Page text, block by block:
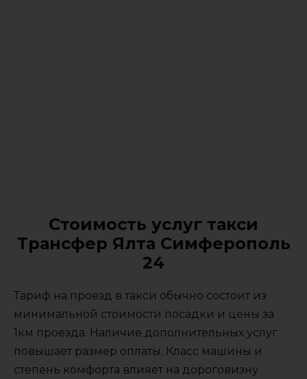
Стоимость услуг такси
Трансфер Ялта Симферополь
24
Тариф на проезд в такси обычно состоит из
минимальной стоимости посадки и цены за
1км проезда. Наличие дополнительных услуг
повышает размер оплаты. Класс машины и
степень комфорта влияет на дороговизну